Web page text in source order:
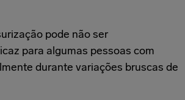
pode não ser
para algumas pessoas com
durante variações bruscas de